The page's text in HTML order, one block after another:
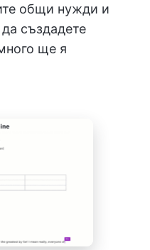
общи нужди и
създадете
ще я